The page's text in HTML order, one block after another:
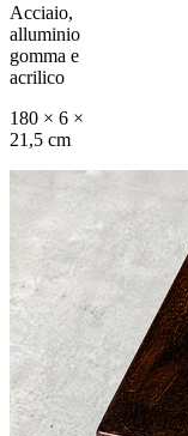
Acciaio,
alluminio
gomma e
acrilico
180 × 6 ×
21,5 cm